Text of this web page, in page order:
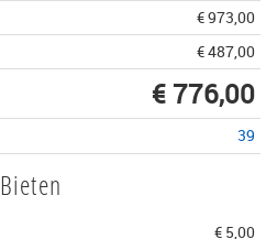
€ 973,00
€ 487,00
€ 776,00
39
Bieten
€ 5,00